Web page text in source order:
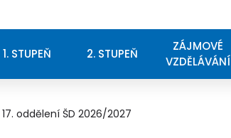
1. STUPEŇ 2. STUPEŇ
ZÁJMOVÉ
VZDĚLÁVÁNÍ
oddělení ŠD 2026/2027